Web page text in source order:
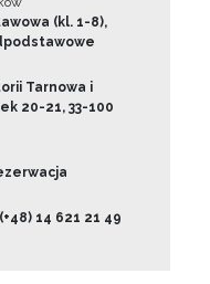
(kl. 1-8),
Tarnowa i
20-21, 33-100
14 621 21 49